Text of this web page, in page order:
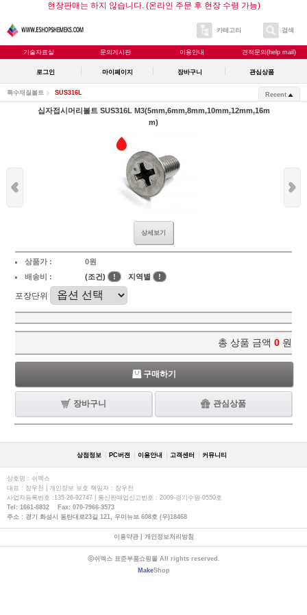
현장판매는 하지 않습니다. (온라인 주문 후 현장 수령 가능)
카테고리 검색
기술자료실 문의게시판 이용안내 견적문의(help mail)
로그인 마이페이지 장바구니 관심상품
특수재질볼트 SUS316L Recent
십자접시머리볼트 SUS316L M3(5mm,6mm,8mm,10mm,12mm,16m
m)
상세보기
상품가 :
0원
배송비 :
(조건) ! 지역별 !
포장단위
총 상품 금액 0 원
구매하기
장바구니 관심상품
상점정보 PC버젼 이용안내 고객센터 커뮤니티
상호명 : 쉬멕스
대표 : 장우천 | 개인정보 보호 책임자 : 장우천
사업자등록번호 :135-26-92747 | 통신판매업신고번호 : 2009-경기수원-0550호
Tel: 1661-8832 Fax: 070-7966-3573
주소 : 경기 화성시 동탄대로23길 121, 우미뉴브 608호 (우)18468
이용약관| 개인정보처리방침
ⓒ쉬멕스 표준부품쇼핑몰 All rights reserved.
MakeShop